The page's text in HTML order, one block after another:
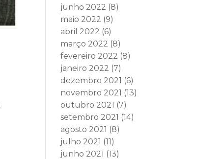
junho 2022 (8)
maio 2022 (9)
abril 2022 (6)
março 2022 (8)
fevereiro 2022 (8)
janeiro 2022 (7)
dezembro 2021 (6)
novembro 2021 (13)
outubro 2021 (7)
setembro 2021 (14)
agosto 2021 (8)
julho 2021 (11)
junho 2021 (13)